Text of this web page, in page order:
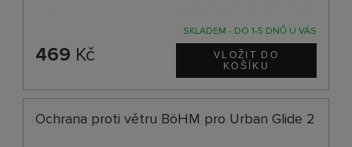
SKLADEM - DO 1-5 DNŮ U VÁS
469 Kč
Ochrana proti větru BöHM pro Urban Glide 2